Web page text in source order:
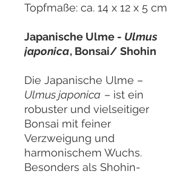
Topfmaße: ca. 14 x 12 x 5 cm
Japanische Ulme - Ulmus
japonica, Bonsai/ Shohin
Die Japanische Ulme –
Ulmus japonica – ist ein
robuster und vielseitiger
Bonsai mit feiner
Verzweigung und
harmonischem Wuchs.
Besonders als Shohin-